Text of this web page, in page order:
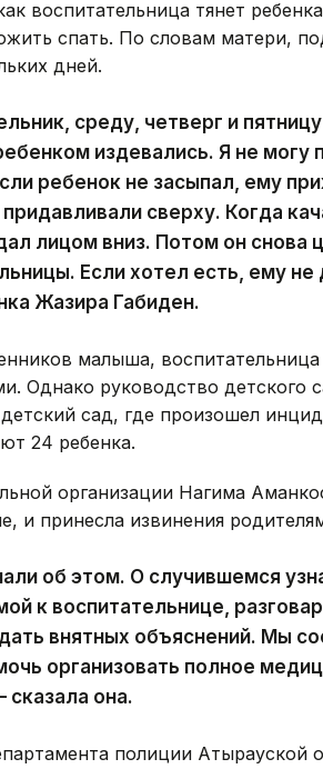
воспитательница тянет
спать. По словам матери,
дней.
среду, четверг и
издевались. Я не могу
ребенок не засыпал, ему
сверху. Когда
лицом вниз. Потом он снова
Если хотел есть, ему
Жазира Габиден.
малыша,
Однако руководство детского
сад, где произошел
24 ребенка.
организации Нагима
и принесла извинения
об этом. О случившемся
к воспитательнице,
внятных объяснений. Мы
организовать полное
она.
полиции Атырауской